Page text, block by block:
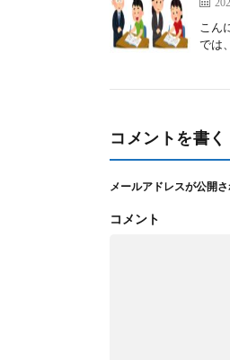
こん
では
コメントを書く
メールアドレスが公開
コメント